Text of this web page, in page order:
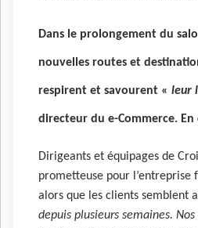
Dans le prolongement du
nouvelles routes et
respirent et savourent « leur
directeur du e-Commerce.
Dirigeants et équipages de
prometteuse pour l’entreprise
alors que les clients semblent
depuis plusieurs semaines.